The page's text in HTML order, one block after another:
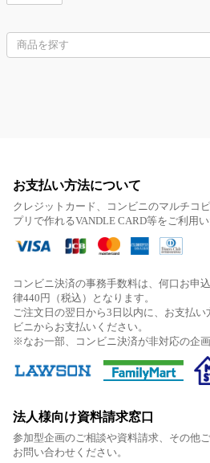
お支払い方法について
クレジットカード、コンビニのマルチコ
プリで作れるVANDLE CARD等をご利用い
コンビニ決済の事務手数料は、何口お申
律440円（税込）となります。
ご注文日の翌日から3日以内に、お支払
ビニからお支払いください。
※なお一部、コンビニ決済が非対応の企画
法人様向け資料請求窓口
参加型企画のご相談や資料請求、その他
お問い合わせください。